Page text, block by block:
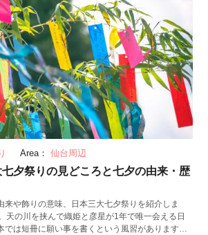
Area： 仙台周辺
七夕祭りの見どころと七夕の由来・歴
来や飾りの意味、日本三大七夕祭りを紹介しま
天の川を挟んで織姫と彦星が1年で唯一会える日
では短冊に願い事を書くという風習があります。